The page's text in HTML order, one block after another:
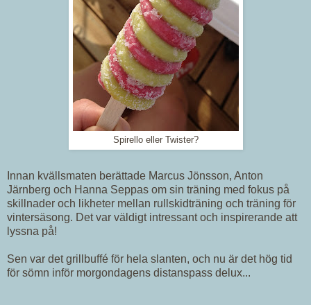
Spirello eller Twister?
Innan kvällsmaten berättade Marcus Jönsson, Anton
Järnberg och Hanna Seppas om sin träning med fokus på
skillnader och likheter mellan rullskidträning och träning för
vintersäsong. Det var väldigt intressant och inspirerande att
lyssna på!
Sen var det grillbuffé för hela slanten, och nu är det hög tid
för sömn inför morgondagens distanspass delux...